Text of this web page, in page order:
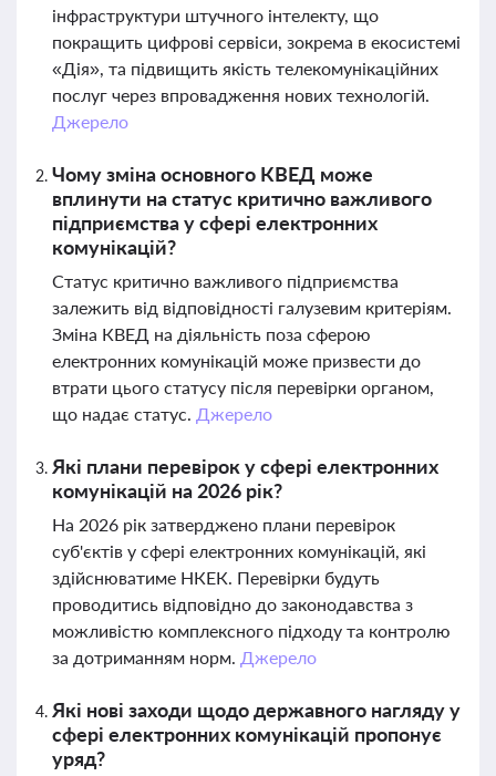
інфраструктури штучного інтелекту, що
покращить цифрові сервіси, зокрема в екосистемі
«Дія», та підвищить якість телекомунікаційних
послуг через впровадження нових технологій.
Джерело
Чому зміна основного КВЕД може
вплинути на статус критично важливого
підприємства у сфері електронних
комунікацій?
Статус критично важливого підприємства
залежить від відповідності галузевим критеріям.
Зміна КВЕД на діяльність поза сферою
електронних комунікацій може призвести до
втрати цього статусу після перевірки органом,
що надає статус. Джерело
Які плани перевірок у сфері електронних
комунікацій на 2026 рік?
На 2026 рік затверджено плани перевірок
суб'єктів у сфері електронних комунікацій, які
здійснюватиме НКЕК. Перевірки будуть
проводитись відповідно до законодавства з
можливістю комплексного підходу та контролю
за дотриманням норм. Джерело
Які нові заходи щодо державного нагляду у
сфері електронних комунікацій пропонує
уряд?